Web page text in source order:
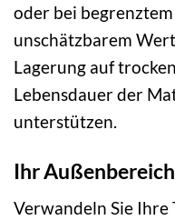
oder bei
unschätzbarem
Lagerung auf
Lebensdauer der
unterstützen.
Ihr
Verwandeln Sie Ihre